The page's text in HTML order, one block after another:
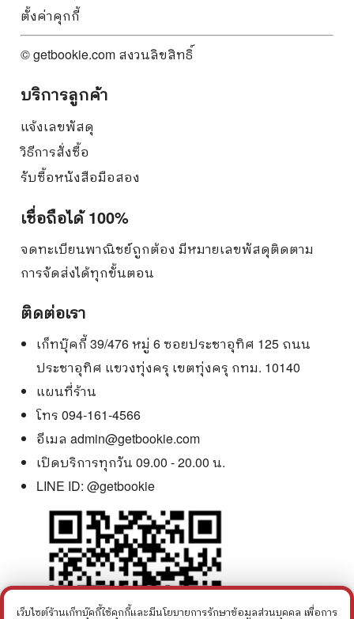
ตั้งค่าคุกกี้
© getbookie.com สงวนลิขสิทธิ์
บริการลูกค้า
แจ้งเลขพัสดุ
วิธีการสั่งซื้อ
รับซื้อหนังสือมือสอง
เชื่อถือได้ 100%
จดทะเบียนพาณิชย์ถูกต้อง มีหมายเลขพัสดุติดตาม
การจัดส่งได้ทุกขั้นตอน
ติดต่อเรา
เก็ทบุ๊คกี้ 39/476 หมู่ 6 ซอยประชาอุทิศ 125 ถนน
ประชาอุทิศ แขวงทุ่งครุ เขตทุ่งครุ กทม. 10140
แผนที่ร้าน
โทร 094-161-4566
อีเมล admin@getbookie.com
เปิดบริการทุกวัน 09.00 - 20.00 น.
LINE ID: @getbookie
เว็บไซต์ร้านเก็ทบุ๊คกี้ใช้คุกกี้และมีนโยบายการรักษาข้อมูลส่วนบุคคล เพื่อการ